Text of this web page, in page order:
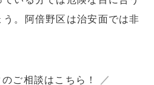
。阿倍野区は治安面では非
ご相談はこちら！ ／